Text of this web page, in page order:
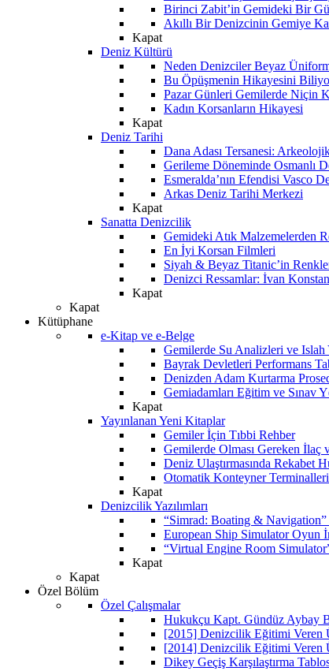
Birinci Zabit’in Gemideki Bir
Akıllı Bir Denizcinin Gemiye
Kapat
Deniz Kültürü
Neden Denizciler Beyaz
Bu Öpüşmenin Hikayesini
Pazar Günleri Gemilerde Niçin
Kadın Korsanların Hikayesi
Kapat
Deniz Tarihi
Dana Adası Tersanesi:
Gerileme Döneminde Osmanlı
Esmeralda’nın Efendisi Vasco
Arkas Deniz Tarihi Merkezi
Kapat
Sanatta Denizcilik
Gemideki Atık Malzemelerden
En İyi Korsan Filmleri
Siyah & Beyaz Titanic’in
Denizci Ressamlar: İvan
Kapat
Kapat
Kütüphane
e-Kitap ve e-Belge
Gemilerde Su Analizleri ve Islah
Bayrak Devletleri Performans
Denizden Adam Kurtarma
Gemiadamları Eğitim ve Sınav
Kapat
Yayınlanan Yeni Kitaplar
Gemiler İçin Tıbbi Rehber
Gemilerde Olması Gereken İlaç
Deniz Ulaştırmasında Rekabet
Otomatik Konteyner
Kapat
Denizcilik Yazılımları
“Simrad: Boating &
European Ship Simulator Oyun
“Virtual Engine Room
Kapat
Kapat
Özel Bölüm
Özel Çalışmalar
Hukukçu Kapt. Gündüz Aybay
[2015] Denizcilik Eğitimi Veren
[2014] Denizcilik Eğitimi Veren
Dikey Geçiş Karşılaştırma